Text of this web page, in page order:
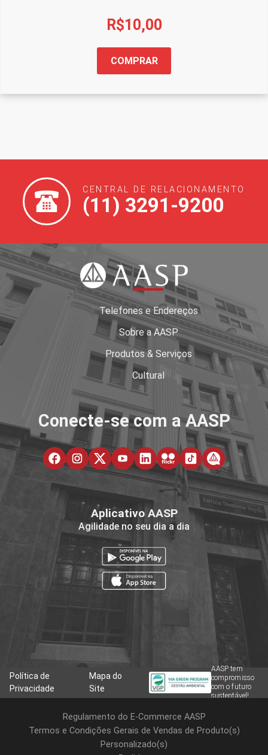
R$10,00
COMPRAR
CENTRAL DE RELACIONAMENTO
(11) 3291-9200
Telefones e Endereços
Sobre a AASP
Produtos & Serviços
Cultural
Conecte-se com a AASP
Aplicativo AASP
Agilidade no seu dia a dia
Política de
Privacidade
Mapa do
Site
AASP tem
compromisso
com o futuro
sustentável!
Regulamento do E-Commerce AASP
Termos e Condições Gerais de Vendas de Produto(s)
Personalizado(s)